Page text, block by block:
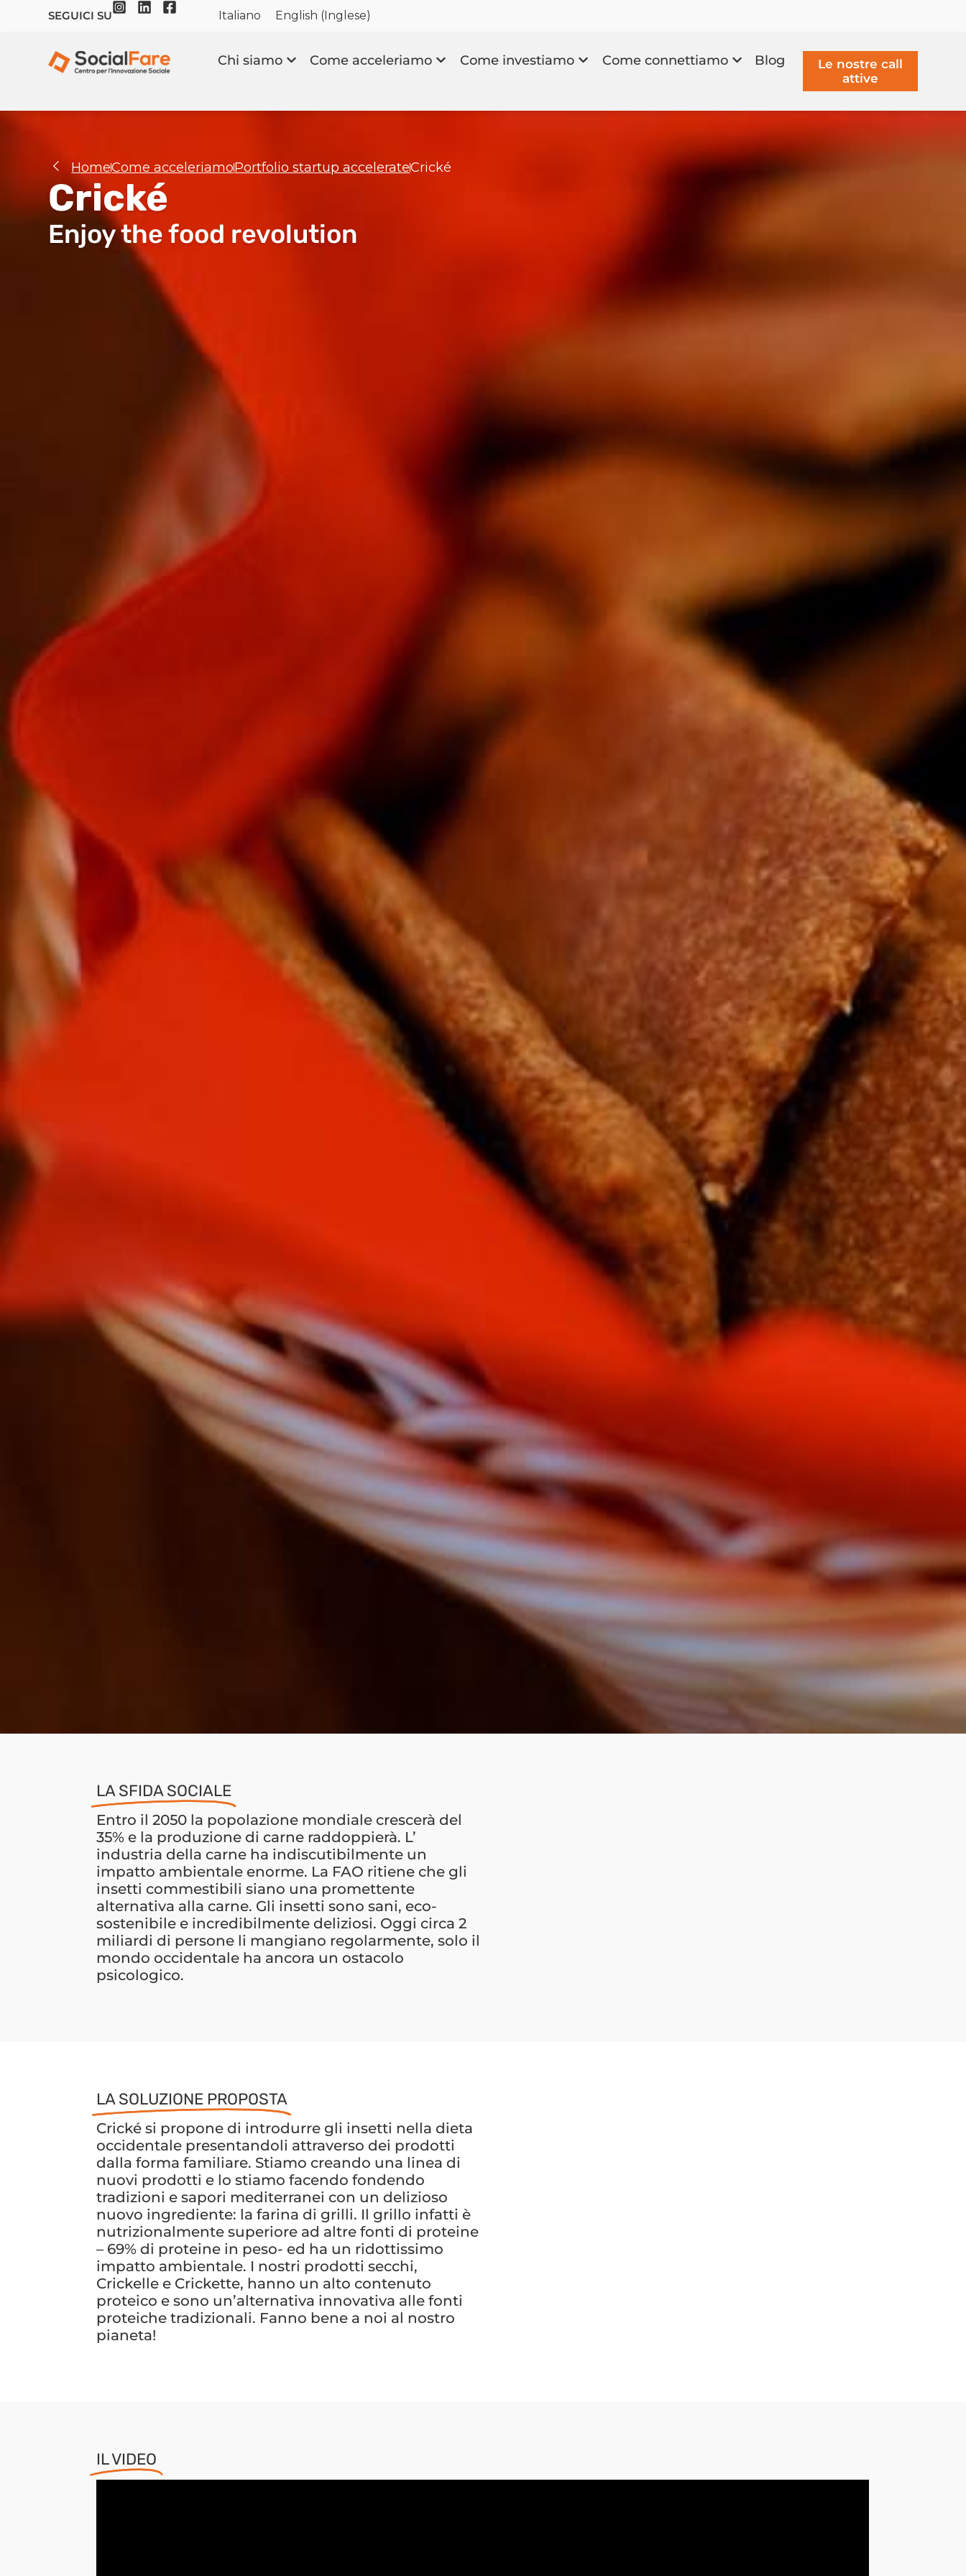
SEGUICI SU Italiano English (Inglese)
Chi siamo Come acceleriamo Come investiamo Come connettiamo Blog
Le nostre call
attive
HomeCome acceleriamoPortfolio startup accelerateCrické
Crické
Enjoy the food revolution
LA SFIDA SOCIALE
Entro il 2050 la popolazione mondiale crescerà del
35% e la produzione di carne raddoppierà. L’
industria della carne ha indiscutibilmente un
impatto ambientale enorme. La FAO ritiene che gli
insetti commestibili siano una promettente
alternativa alla carne. Gli insetti sono sani, eco-
sostenibile e incredibilmente deliziosi. Oggi circa 2
miliardi di persone li mangiano regolarmente, solo il
mondo occidentale ha ancora un ostacolo
psicologico.
LA SOLUZIONE PROPOSTA
Crické si propone di introdurre gli insetti nella dieta
occidentale presentandoli attraverso dei prodotti
dalla forma familiare. Stiamo creando una linea di
nuovi prodotti e lo stiamo facendo fondendo
tradizioni e sapori mediterranei con un delizioso
nuovo ingrediente: la farina di grilli. Il grillo infatti è
nutrizionalmente superiore ad altre fonti di proteine
– 69% di proteine in peso- ed ha un ridottissimo
impatto ambientale. I nostri prodotti secchi,
Crickelle e Crickette, hanno un alto contenuto
proteico e sono un’alternativa innovativa alle fonti
proteiche tradizionali. Fanno bene a noi al nostro
pianeta!
IL VIDEO